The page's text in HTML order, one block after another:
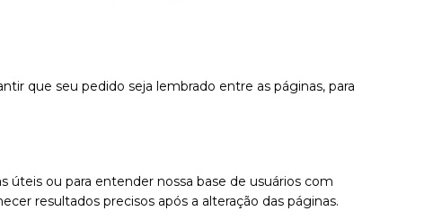
que seu pedido seja lembrado entre as páginas, para
ou para entender nossa base de usuários com
resultados precisos após a alteração das páginas.